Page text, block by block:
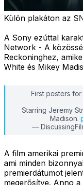
Külön plakáton az
A Sony ezúttal
Network - A
Reckoninghez,
White és Mikey
First posters for
Starring Jeremy
Madison.
—
A film amerikai
ami minden
premierdátumot
megerősítve. Anno